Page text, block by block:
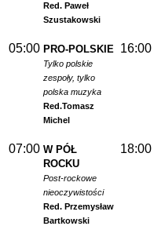
Red. Paweł
Szustakowski
05:00 PRO-POLSKIE
Tylko polskie
zespoły, tylko
polska muzyka
Red.Tomasz
Michel
16:00
07:00 W PÓŁ
ROCKU
Post-rockowe
nieoczywistości
Red. Przemysław
Bartkowski
18:00